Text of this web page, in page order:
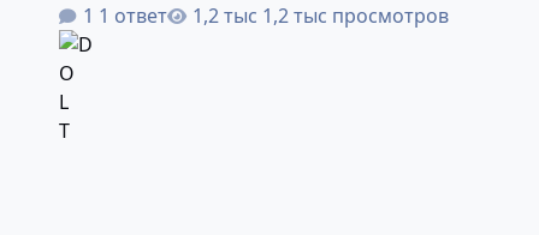
1 ответ
1,2 тыс просмотров